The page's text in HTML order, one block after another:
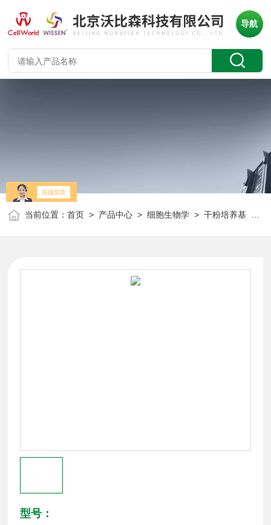
导航
当前位置：首页 > 产品中心 >细胞生物学 >干粉培养基
型号：